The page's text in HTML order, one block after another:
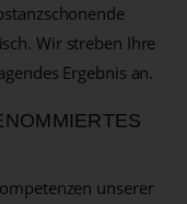
Wir streben Ihre
Ergebnis an.
unserer